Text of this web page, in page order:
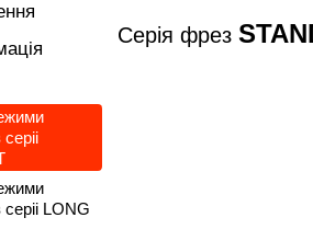
Серія фрез
LONG